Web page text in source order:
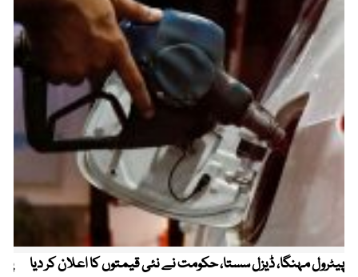
پیٹرول مہنگا، ڈیزل سستا، حکومت نے نئی قیمتوں کا اعلان کر دیا